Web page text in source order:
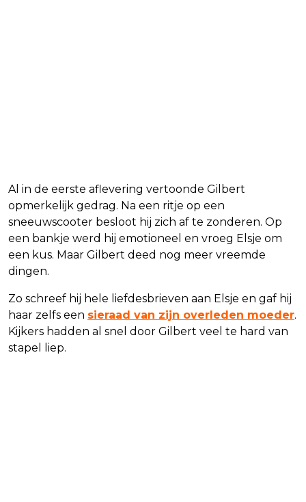
Al in de eerste aflevering vertoonde Gilbert
opmerkelijk gedrag. Na een ritje op een
sneeuwscooter besloot hij zich af te zonderen. Op
een bankje werd hij emotioneel en vroeg Elsje om
een kus. Maar Gilbert deed nog meer vreemde
dingen.
Zo schreef hij hele liefdesbrieven aan Elsje en gaf hij
haar zelfs een sieraad van zijn overleden moeder.
Kijkers hadden al snel door Gilbert veel te hard van
stapel liep.